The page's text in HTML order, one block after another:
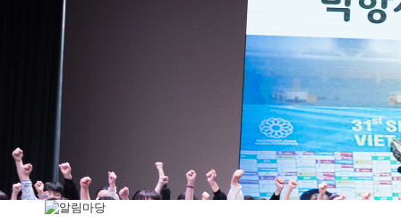
학교 CI
교직원현황
학생현황
위치/전화
전경사진